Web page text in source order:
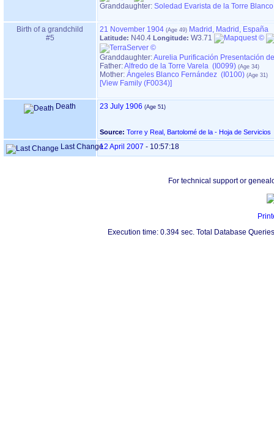
Granddaughter: Soledad Evarista de la Torre
Birth of a grandchild
#5
21 November 1904 Madrid, Madrid, España
Latitude: N40.4 Longitude: W3.71
Granddaughter:Aurelia Purificación Presentación
Father:Alfredo de la Torre Varela (I0099)
Mother: Ángeles Blanco Fernández (I0100)
‎[View Family ‎(F0034)‎‎]
Death 23 July 1906
Source: Torre y Real, Bartolomé de la - Hoja de Servicios
Last Change12 April 2007 - 10:57:18
For technical support or
Execution time: 0.394 sec. Total Database